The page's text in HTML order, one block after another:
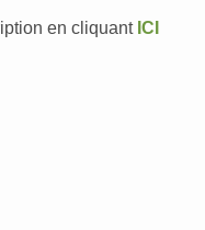
en cliquant ICI